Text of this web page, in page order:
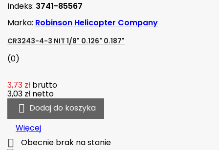
Indeks: 3741-85567
Marka: Robinson Helicopter Company
CR3243-4-3 NIT 1/8" 0.126" 0.187"
(0)
3,73 zł brutto
3,03 zł netto
 Dodaj do koszyka
Więcej
 Obecnie brak na stanie